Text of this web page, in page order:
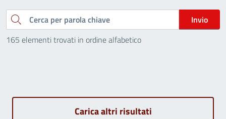
Cerca
Invio
165 elementi trovati in ordine alfabetico
Carica altri risultati